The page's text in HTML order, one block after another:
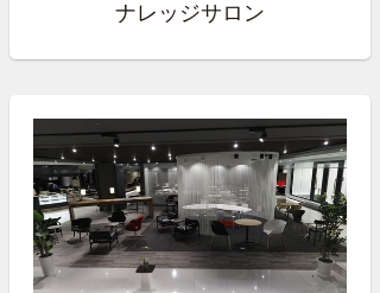
ナレッジサロン